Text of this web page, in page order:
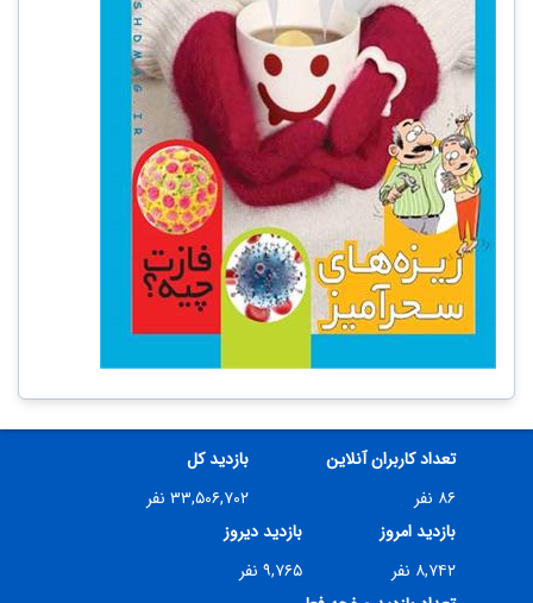
تعداد کاربران آنلاین
۸۶ نفر
بازدید کل
۳۳,۵۰۶,۷۰۲ نفر
بازدید امروز
۸,۷۴۲ نفر
بازدید دیروز
۹,۷۶۵ نفر